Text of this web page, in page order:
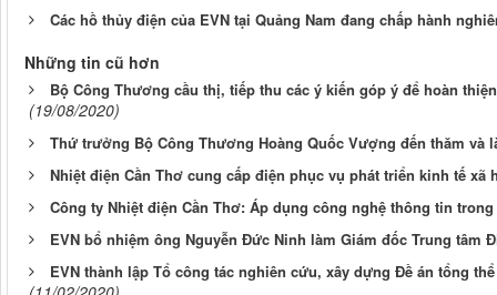
Các hồ thủy điện của EVN tại Quảng Nam đang chấp hành
Những tin cũ hơn
Bộ Công Thương cầu thị, tiếp thu các ý kiến góp ý để hoàn
(19/08/2020)
Thứ trưởng Bộ Công Thương Hoàng Quốc Vượng đến thăm và
Nhiệt điện Cần Thơ cung cấp điện phục vụ phát triển kinh tế xã
Công ty Nhiệt điện Cần Thơ: Áp dụng công nghệ thông tin
EVN bổ nhiệm ông Nguyễn Đức Ninh làm Giám đốc Trung tâm
EVN thành lập Tổ công tác nghiên cứu, xây dựng Đề án tổng